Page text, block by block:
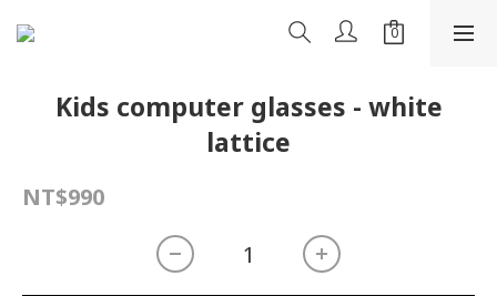
Kids computer glasses - white
lattice
NT$990